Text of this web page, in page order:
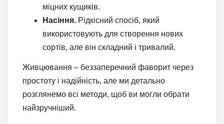
міцних кущиків.
Насіння. Рідкісний спосіб, який
використовують для створення нових
сортів, але він складний і тривалий.
Живцювання – беззаперечний фаворит через
простоту і надійність, але ми детально
розглянемо всі методи, щоб ви могли обрати
найзручніший.